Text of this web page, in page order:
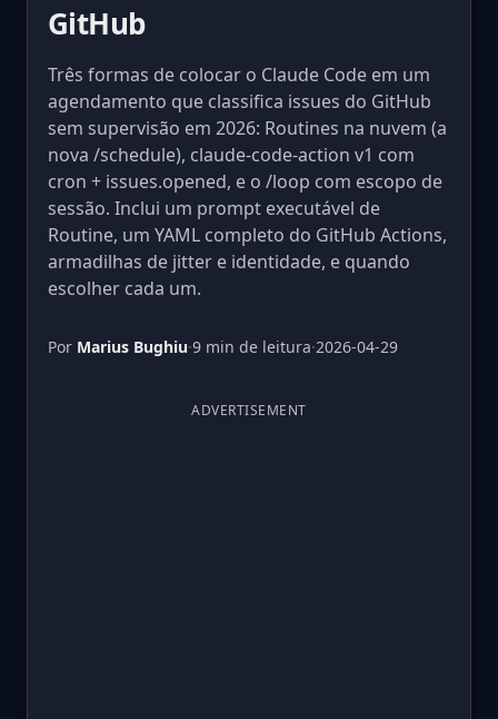
GitHub
Três formas de colocar o Claude Code em um
agendamento que classifica issues do GitHub
sem supervisão em 2026: Routines na nuvem (a
nova /schedule), claude-code-action v1 com
cron + issues.opened, e o /loop com escopo de
sessão. Inclui um prompt executável de
Routine, um YAML completo do GitHub Actions,
armadilhas de jitter e identidade, e quando
escolher cada um.
Por Marius Bughiu·9 min de leitura·2026-04-29
ADVERTISEMENT